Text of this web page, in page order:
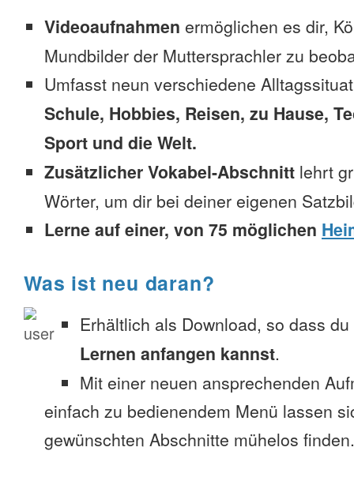
Videoaufnahmen ermöglichen es dir,
Mundbilder der Muttersprachler zu
Umfasst neun verschiedene
Schule, Hobbies, Reisen, zu Hause,
Sport und die Welt.
Zusätzlicher Vokabel-Abschnitt lehrt
Wörter, um dir bei deiner eigenen
Lerne auf einer, von 75 möglichen
Was ist neu daran?
Erhältlich als Download, so dass du
Lernen anfangen kannst.
Mit einer neuen ansprechenden
einfach zu bedienendem Menü lassen
gewünschten Abschnitte mühelos finden.